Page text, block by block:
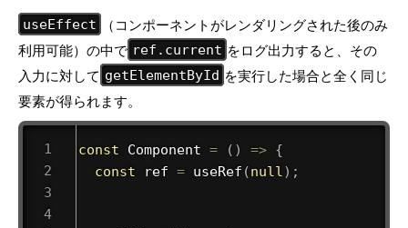
useEffect
（コンポーネントがレンダリングされた後のみ
利用可能）の中で ref.current をログ出力すると、その
入力に対して getElementById を実行した場合と全く同じ
要素が得られます。
const Component = ( ) => {
const ref = useRef (null) ;